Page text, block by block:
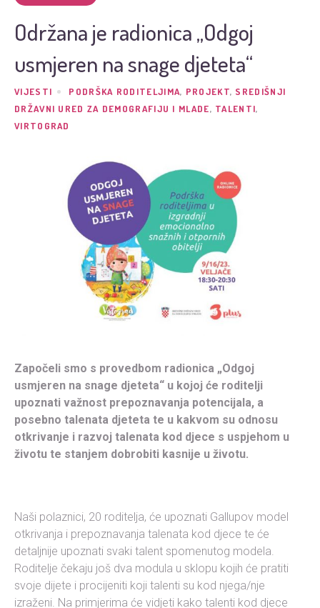
Održana je radionica „Odgoj
usmjeren na snage djeteta“
VIJESTI PODRŠKA RODITELJIMA, PROJEKT, SREDIŠNJI
DRŽAVNI URED ZA DEMOGRAFIJU I MLADE, TALENTI,
VIRTOGRAD
Započeli smo s provedbom radionica „Odgoj
usmjeren na snage djeteta“ u kojoj će roditelji
upoznati važnost prepoznavanja potencijala, a
posebno talenata djeteta te u kakvom su odnosu
otkrivanje i razvoj talenata kod djece s uspjehom u
životu te stanjem dobrobiti kasnije u životu.
Naši polaznici, 20 roditelja, će upoznati Gallupov model
otkrivanja i prepoznavanja talenata kod djece te će
detaljnije upoznati svaki talent spomenutog modela.
Roditelje čekaju još dva modula u sklopu kojih će pratiti
svoje dijete i procijeniti koji talenti su kod njega/nje
izraženi. Na primjerima će vidjeti kako talenti kod djece